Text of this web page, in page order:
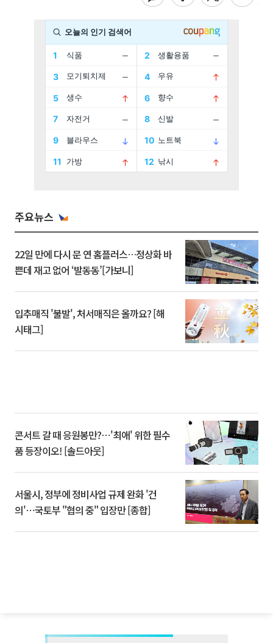
주요뉴스
22일 만에 다시 문 연 홈플러스…정상화 바
쁜데 재고 없어 ‘발동동’[가보니]
입추매직 '불발', 처서매직은 올까요? [해
시태그]
콘서트 갈 때 응원봉만?⋯'최애' 위한 필수
품 등장이오! [솔드아웃]
서울시, 정부에 정비사업 규제 완화 '건
의'⋯국토부 "협의 중" 입장만 [종합]